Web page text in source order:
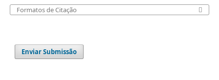
Formatos de Citação
Enviar Submissão